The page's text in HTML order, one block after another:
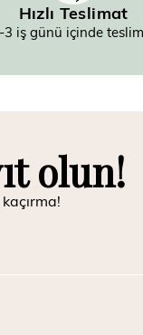
Hızlı Teslimat
3 iş günü içinde
olun!